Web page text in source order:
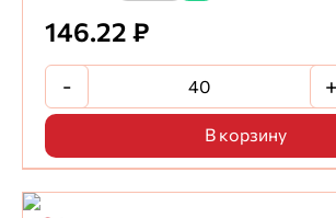
146.22 ₽
- +
В корзину